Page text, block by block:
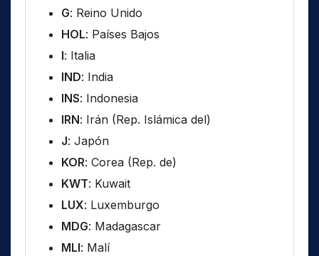
G: Reino Unido
HOL: Países Bajos
I: Italia
IND: India
INS: Indonesia
IRN: Irán (Rep. Islámica del)
J: Japón
KOR: Corea (Rep. de)
KWT: Kuwait
LUX: Luxemburgo
MDG: Madagascar
MLI: Malí